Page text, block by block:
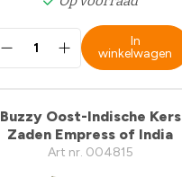
In
winkelwagen
Buzzy Oost-Indische Kers
Zaden Empress of India
Art nr. 004815